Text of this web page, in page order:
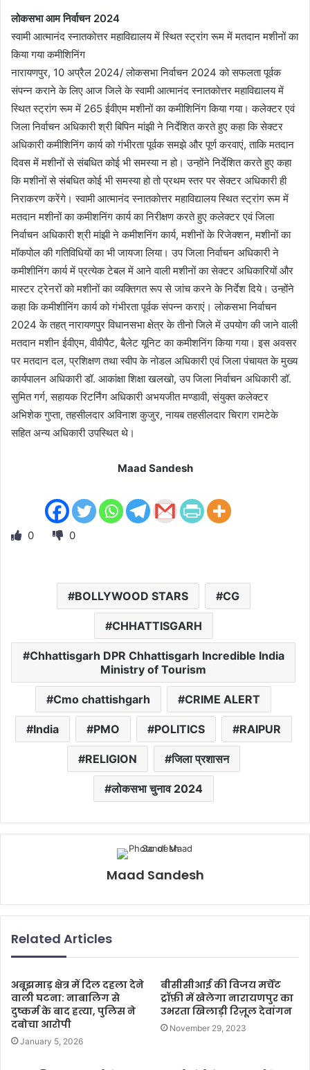
लोकसभा आम निर्वाचन 2024
स्वामी आत्मानंद स्नातकोत्तर महाविद्यालय में स्थित स्ट्रांग रूम में मतदान मशीनों का
किया गया कमीशिनिंग
नारायणपुर, 10 अप्रैल 2024/ लोकसभा निर्वाचन 2024 को सफलता पूर्वक
संपन्न कराने के लिए आज जिले के स्वामी आत्मानंद स्नातकोत्तर महाविद्यालय में
स्थित स्ट्रांग रूम में 265 ईवीएम मशीनों का कमीशिनिंग किया गया। कलेक्टर एवं
जिला निर्वाचन अधिकारी श्री बिपिन मांझी ने निर्देशित करते हुए कहा कि सेक्टर
अधिकारी कमीशिनिंग कार्य को गंभीरता पूर्वक समझे और पूर्ण करवाएं, ताकि मतदान
दिवस में मशीनों से संबधित कोई भी समस्या न हो। उन्होंने निर्देशित करते हुए कहा
कि मशीनों से संबधित कोई भी समस्या हो तो प्रथम स्तर पर सेक्टर अधिकारी ही
निराकरण करेंगे। स्वामी आत्मानंद स्नातकोत्तर महाविद्यालय स्थित स्ट्रांग रूम में
मतदान मशीनों का कमीशनिंग कार्य का निरीक्षण करते हुए कलेक्टर एवं जिला
निर्वाचन अधिकारी श्री मांझी ने कमीशनिंग कार्य, मशीनों के रिजेक्शन, मशीनों का
मॉकपोल की गतिविधियों का भी जायजा लिया। उप जिला निर्वाचन अधिकारी ने
कमीशीनिंग कार्य में प्रत्येक टेबल में आने वाली मशीनों का सेक्टर अधिकारियों और
मास्टर ट्रेनरों को मशीनों का व्यक्तिगत रूप से जांच करने के निर्देश दिये। उन्होंने
कहा कि कमीशीनिंग कार्य को गंभीरता पूर्वक संपन्न कराएं। लोकसभा निर्वाचन
2024 के तहत् नारायणपुर विधानसभा क्षेत्र के तीनो जिले में उपयोग की जाने वाली
मतदान मशीन ईवीएम, वीवीपैट, बैलेट यूनिट का कमीशनिंग किया गया। इस अवसर
पर मतदान दल, प्रशिक्षण तथा स्वीप के नोडल अधिकारी एवं जिला पंचायत के मुख्य
कार्यपालन अधिकारी डॉ. आकांक्षा शिक्षा खलखो, उप जिला निर्वाचन अधिकारी डॉ.
सुमित गर्ग, सहायक रिटर्निंग अधिकारी अभयजीत मण्डावी, संयुक्त कलेक्टर
अभिशेक गुप्ता, तहसीलदार अविनाश कुजुर, नायब तहसीलदार चिराग रामटेके
सहित अन्य अधिकारी उपस्थित थे।
Maad Sandesh
0 0
BOLLYWOOD STARS CG
CHHATTISGARH
Chhattisgarh DPR Chhattisgarh Incredible India
Ministry of Tourism
Cmo chattishgarh CRIME ALERT
India PMO POLITICS RAIPUR
RELIGION जिला प्रशासन
लोकसभा चुनाव 2024
Maad Sandesh
Related Articles
अबूझमाड़ क्षेत्र में दिल दहला देने
वाली घटना: नाबालिग से
दुष्कर्म के बाद हत्या, पुलिस ने
दबोचा आरोपी
January 5, 2026
बीसीसीआई की विजय मर्चेंट
ट्रॉफ़ी में खेलेगा नारायणपुर का
उभरता खिलाड़ी रिज़ूल देवांगन
November 29, 2023